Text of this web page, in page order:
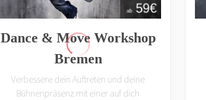
Dance & Move Workshop
Bremen
Verbessere dein Auftreten und deine
Bühnenpräsenz mit einer auf dich